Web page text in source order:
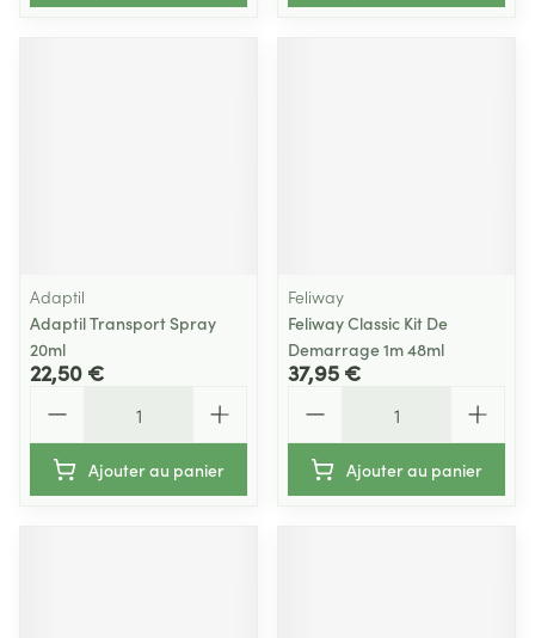
Adaptil
Adaptil Transport Spray
20ml
22,50 €
Ajouter au panier
Feliway
Feliway Classic Kit De
Demarrage 1m 48ml
37,95 €
Ajouter au panier